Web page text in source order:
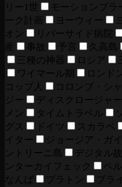
リー1世
モーションブラ
ーク計画
ヨーウィー
オン
リバーサイド病院
産
事故 予言 久高島
三種の神器
ロシア
ワイマール期
ロンド
コップ人
コロンブ・シャ
ジー
ディスクロージャー
メン
タイムトラベル
グス
ドイツ スカラベ
イター
ジョージア・ガ
ントリーニ島
デジタル
ンターカイフェック
ペ
なんば
プラトン プラ